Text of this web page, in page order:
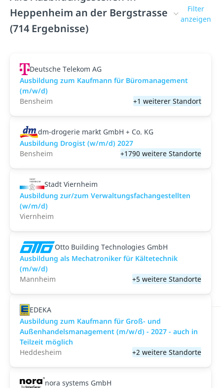
Heppenheim an der Bergstrasse
(714 Ergebnisse)
Filter
anzeigen
Deutsche Telekom AG
Ausbildung zum Kaufmann für Büromanagement
(m/w/d)
Bensheim
+1 weiterer Standort
dm-drogerie markt GmbH + Co. KG
Ausbildung Drogist (w/m/d) 2027
Bensheim
+1790 weitere Standorte
Stadt Viernheim
Ausbildung zur/zum Verwaltungsfachangestellten
(w/m/d)
Viernheim
Otto Building Technologies GmbH
Ausbildung als Mechatroniker für Kältetechnik
(m/w/d)
Mannheim
+5 weitere Standorte
EDEKA
Ausbildung zum Kaufmann für Groß- und
Außenhandelsmanagement (m/w/d) - 2027 - auch in
Teilzeit möglich
Heddesheim
+2 weitere Standorte
nora systems GmbH